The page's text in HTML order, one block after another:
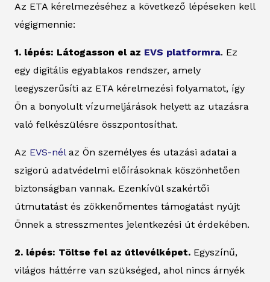
Az ETA kérelmezéséhez a következő lépéseken kell
végigmennie:
1. lépés: Látogasson el az EVS platformra. Ez
egy digitális egyablakos rendszer, amely
leegyszerűsíti az ETA kérelmezési folyamatot, így
Ön a bonyolult vízumeljárások helyett az utazásra
való felkészülésre összpontosíthat.
Az EVS-nélaz Ön személyes és utazási adatai a
szigorú adatvédelmi előírásoknak köszönhetően
biztonságban vannak. Ezenkívül szakértői
útmutatást és zökkenőmentes támogatást nyújt
Önnek a stresszmentes jelentkezési út érdekében.
2. lépés: Töltse fel az útlevélképet. Egyszínű,
világos háttérre van szükséged, ahol nincs árnyék